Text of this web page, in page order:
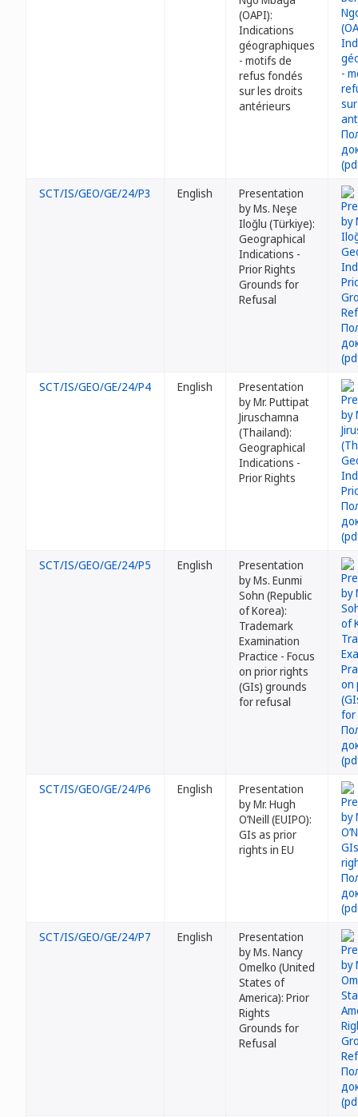
(OAPI):
Indications
géographiques
- motifs de
refus fondés
sur les droits
antérieurs
SCT/IS/GEO/GE/24/P3 English
Presentation
by Ms. Neşe
Iloğlu (Türkiye):
Geographical
Indications -
Prior Rights
Grounds for
Refusal
SCT/IS/GEO/GE/24/P4 English
Presentation
by Mr. Puttipat
Jiruschamna
(Thailand):
Geographical
Indications -
Prior Rights
SCT/IS/GEO/GE/24/P5 English
Presentation
by Ms. Eunmi
Sohn (Republic
of Korea):
Trademark
Examination
Practice - Focus
on prior rights
(GIs) grounds
for refusal
SCT/IS/GEO/GE/24/P6 English
Presentation
by Mr. Hugh
O’Neill (EUIPO):
GIs as prior
rights in EU
SCT/IS/GEO/GE/24/P7 English
Presentation
by Ms. Nancy
Omelko (United
States of
America): Prior
Rights
Grounds for
Refusal